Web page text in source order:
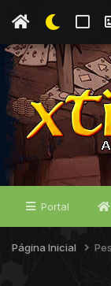
Portal
Página Inicial